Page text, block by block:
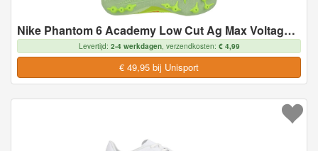
Nike Phantom 6 Academy Low Cut Ag Max Voltage - Geel/zwart/oranje - Kunstgras (Ag), maat 45
Levertijd: 2-4 werkdagen, verzendkosten: € 4,99
€ 49,95 bij Unisport